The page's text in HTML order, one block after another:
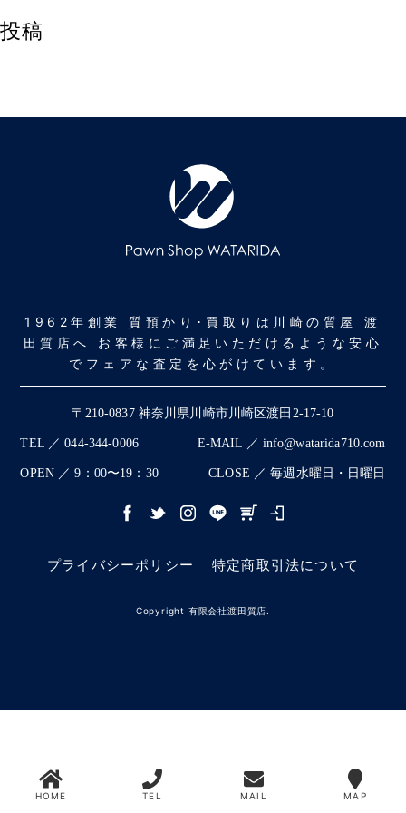
投稿
1962年創業 質預かり･買取りは川崎の質屋 渡
田質店へ お客様にご満足いただけるような安心
でフェアな査定を心がけています。
〒210-0837 神奈川県川崎市川崎区渡田2-17-10
TEL ／ 044-344-0006 E-MAIL ／ info@watarida710.com
OPEN ／ 9：00〜19：30 CLOSE ／ 毎週水曜日・日曜日
プライバシーポリシー 特定商取引法について
Copyright 有限会社渡田質店.
HOME TEL MAIL MAP